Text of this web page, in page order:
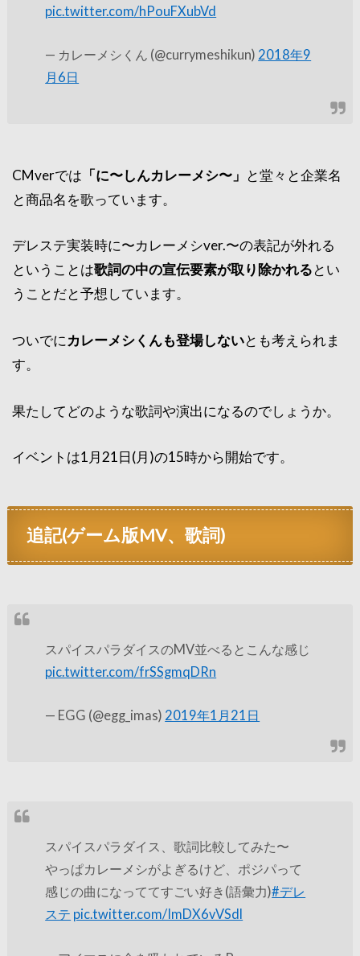
pic.twitter.com/hPouFXubVd
— カレーメシくん (@currymeshikun) 2018年9
月6日
CMverでは 「に〜しんカレーメシ〜」 と堂々と企業名
と商品名を歌っています。
デレステ実装時に〜カレーメシver.〜の表記が外れる
ということは歌詞の中の宣伝要素が取り除かれるとい
うことだと予想しています。
ついでにカレーメシくんも登場しないとも考えられま
す。
果たしてどのような歌詞や演出になるのでしょうか。
イベントは1月21日(月)の15時から開始です。
追記(ゲーム版MV、歌詞)
スパイスパラダイスのMV並べるとこんな感じ
pic.twitter.com/frSSgmqDRn
— EGG (@egg_imas) 2019年1月21日
スパイスパラダイス、歌詞比較してみた〜
やっぱカレーメシがよぎるけど、ポジパって
感じの曲になっててすごい好き(語彙力)#デレ
ステ pic.twitter.com/ImDX6vVSdl